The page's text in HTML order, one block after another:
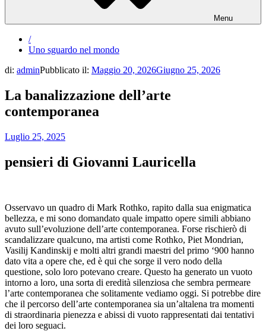
Menu
/
Uno sguardo nel mondo
di: adminPubblicato il: Maggio 20, 2026Giugno 25, 2026
La banalizzazione dell’arte
contemporanea
Luglio 25, 2025
pensieri di Giovanni Lauricella
Osservavo un quadro di Mark Rothko, rapito dalla sua enigmatica
bellezza, e mi sono domandato quale impatto opere simili abbiano
avuto sull’evoluzione dell’arte contemporanea. Forse rischierò di
scandalizzare qualcuno, ma artisti come Rothko, Piet Mondrian,
Vasilij Kandinskij e molti altri grandi maestri del primo ‘900 hanno
dato vita a opere che, ed è qui che sorge il vero nodo della
questione, solo loro potevano creare. Questo ha generato un vuoto
intorno a loro, una sorta di eredità silenziosa che sembra permeare
l’arte contemporanea che solitamente vediamo oggi. Si potrebbe dire
che il percorso dell’arte contemporanea sia un’altalena tra momenti
di straordinaria pienezza e abissi di vuoto rappresentati dai tentativi
dei loro seguaci.